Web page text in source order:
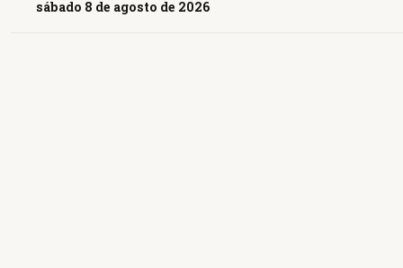
sábado 8 de agosto de 2026